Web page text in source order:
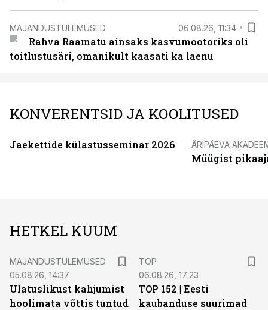
MAJANDUSTULEMUSED 06.08.26, 11:34
Rahva Raamatu ainsaks kasvumootoriks oli
toitlustusäri, omanikult kaasati ka laenu
KONVERENTSID JA KOOLITUSED
Jaekettide külastusseminar 2026 ÄRIPÄEVA
Müügist
HETKEL KUUM
MAJANDUSTULEMUSED
05.08.26, 14:37
Ulatuslikust kahjumist
hoolimata võttis tuntud
TOP
06.08.26, 17:23
TOP 152 | Eesti
kaubanduse suurimad